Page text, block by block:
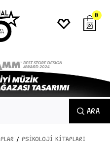
0
ARA
/ PSİKOLOJİ KİTAPLARI